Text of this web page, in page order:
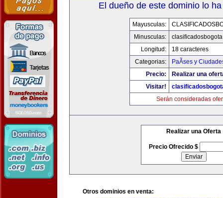
El dueño de este dominio lo
Mayusculas:
Minusculas:
Longitud:
18 caracteres
Categorias:
PaÃ­ses y
Precio:
Realizar una
Visitar!
Serán consideradas
Realizar una Oferta
Precio Ofrecido $
Otros dominios en venta: